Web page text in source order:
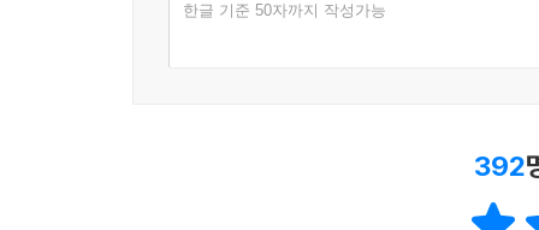
불곰은 1부 20장 ‘세상에서 가장 쉬운 재무제표
특히 기업의 재무상태를 보여 주는 ‘연결재무상
한글 기준 50자까지 작성가능
392